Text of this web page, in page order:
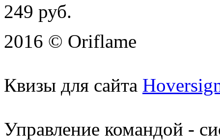
249 руб.
2016 © Oriflame
Квизы для сайта
Управление командой -